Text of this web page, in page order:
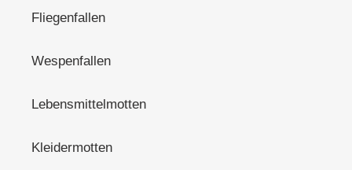
Fliegenfallen
Wespenfallen
Lebensmittelmotten
Kleidermotten